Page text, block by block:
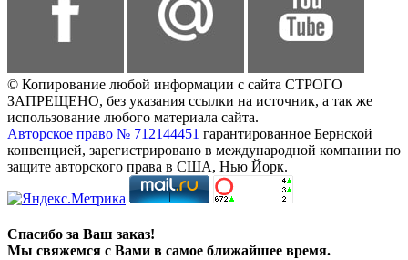
© Копирование любой информации с сайта СТРОГО
ЗАПРЕЩЕНО, без указания ссылки на источник, а так же
использование любого материала сайта.
Авторское право № 712144451 гарантированное Бернской
конвенцией, зарегистрировано в международной компании по
защите авторского права в США, Нью Йорк.
Спасибо за Ваш заказ!
Мы свяжемся с Вами в самое ближайшее время.